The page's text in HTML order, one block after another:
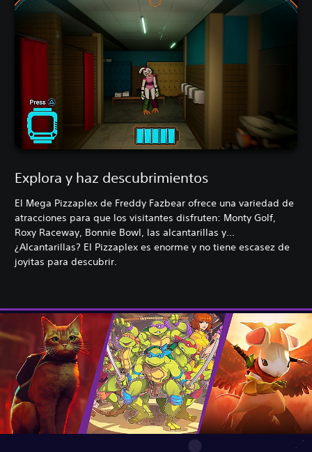
Explora y haz descubrimientos
El Mega Pizzaplex de Freddy Fazbear ofrece una variedad de
atracciones para que los visitantes disfruten: Monty Golf,
Roxy Raceway, Bonnie Bowl, las alcantarillas y...
¿Alcantarillas? El Pizzaplex es enorme y no tiene escasez de
joyitas para descubrir.